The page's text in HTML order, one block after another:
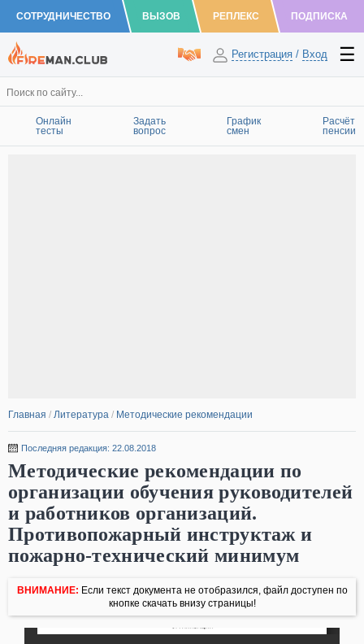
СОТРУДНИЧЕСТВО ВЫЗОВ РЕПЛЕКС ПОДПИСКА
Регистрация / Вход
Онлайн
тесты
Задать
вопрос
График
смен
Расчёт
пенсии
Главная / Литература / Методические рекомендации
Последняя редакция: 22.08.2018
Методические рекомендации по
организации обучения руководителей
и работников организаций.
Противопожарный инструктаж и
пожарно-технический минимум
ВНИМАНИЕ: Если текст документа не отобразился, файл доступен по
кнопке скачать внизу страницы!